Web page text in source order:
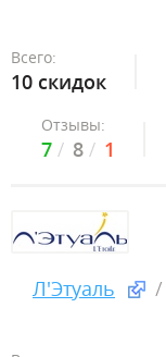
Всего:
10 скидок
Отзывы:
7 8 1
Л'Этуаль